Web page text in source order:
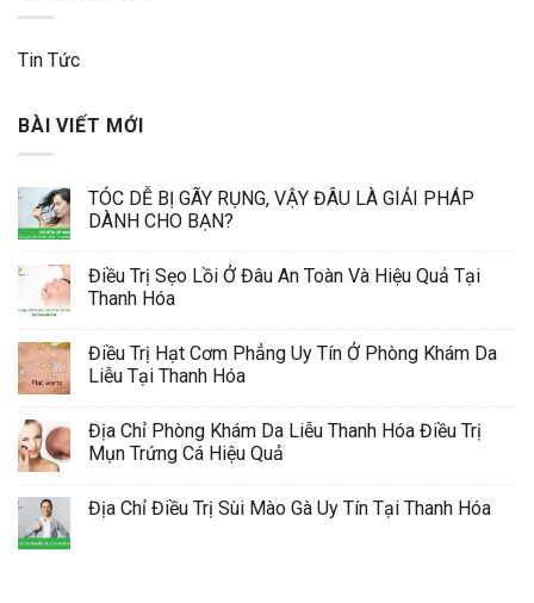
Tin Tức
BÀI VIẾT MỚI
TÓC DỄ BỊ GÃY RỤNG, VẬY ĐÂU LÀ GIẢI PHÁP
DÀNH CHO BẠN?
Điều Trị Sẹo Lồi Ở Đâu An Toàn Và Hiệu Quả Tại
Thanh Hóa
Điều Trị Hạt Cơm Phẳng Uy Tín Ở Phòng Khám Da
Liễu Tại Thanh Hóa
Địa Chỉ Phòng Khám Da Liễu Thanh Hóa Điều Trị
Mụn Trứng Cá Hiệu Quả
Địa Chỉ Điều Trị Sùi Mào Gà Uy Tín Tại Thanh Hóa